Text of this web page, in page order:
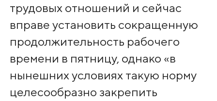
трудовых отношений и сейчас
вправе установить сокращенную
продолжительность рабочего
времени в пятницу, однако «в
нынешних условиях такую норму
целесообразно закрепить